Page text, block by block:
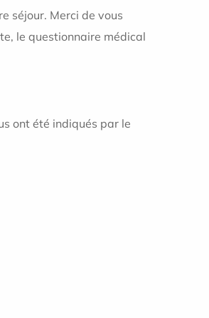
séjour. Merci de vous
le questionnaire médical
ont été indiqués par le